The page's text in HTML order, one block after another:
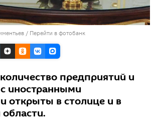
/ Перейти в фотобанк
предприятий и
иностранными
открыты в столице и в